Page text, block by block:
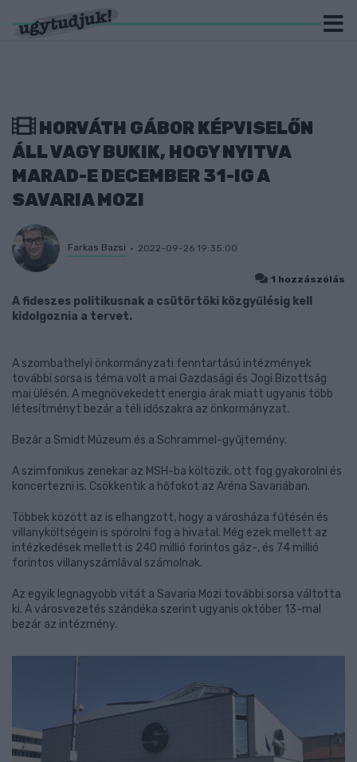
HORVÁTH GÁBOR KÉPVISELŐN
ÁLL VAGY BUKIK, HOGY NYITVA
MARAD-E DECEMBER 31-IG A
SAVARIA MOZI
Farkas Bazsi 2022-09-26 19:35:00
1 hozzászólás
A fideszes politikusnak a csütörtöki közgyűlésig kell
kidolgoznia a tervet.
A szombathelyi önkormányzati fenntartású intézmények
további sorsa is téma volt a mai Gazdasági és Jogi Bizottság
mai ülésén. A megnövekedett energia árak miatt ugyanis több
létesítményt bezár a téli időszakra az önkormányzat.
Bezár a Smidt Múzeum és a Schrammel-gyűjtemény.
A szimfonikus zenekar az MSH-ba költözik, ott fog gyakorolni és
koncertezni is. Csökkentik a hőfokot az Aréna Savariában.
Többek között az is elhangzott, hogy a városháza fűtésén és
villanyköltségein is spórolni fog a hivatal. Még ezek mellett az
intézkedések mellett is 240 millió forintos gáz-, és 74 millió
forintos villanyszámlával számolnak.
Az egyik legnagyobb vitát a Savaria Mozi további sorsa váltotta
ki. A városvezetés szándéka szerint ugyanis október 13-mal
bezár az intézmény.